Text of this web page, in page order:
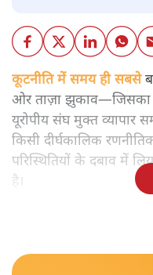
कूटनीति में समय ही सबसे
ओर ताज़ा झुकाव—जिसका
यूरोपीय संघ मुक्त व्यापार
किसी दीर्घकालिक
परिस्थितियों के दबाव में
है।